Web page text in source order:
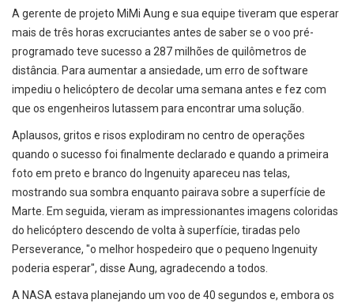
A gerente de projeto MiMi Aung e sua equipe tiveram que esperar
mais de três horas excruciantes antes de saber se o voo pré-
programado teve sucesso a 287 milhões de quilômetros de
distância. Para aumentar a ansiedade, um erro de software
impediu o helicóptero de decolar uma semana antes e fez com
que os engenheiros lutassem para encontrar uma solução.
Aplausos, gritos e risos explodiram no centro de operações
quando o sucesso foi finalmente declarado e quando a primeira
foto em preto e branco do Ingenuity apareceu nas telas,
mostrando sua sombra enquanto pairava sobre a superfície de
Marte. Em seguida, vieram as impressionantes imagens coloridas
do helicóptero descendo de volta à superfície, tiradas pelo
Perseverance, "o melhor hospedeiro que o pequeno Ingenuity
poderia esperar", disse Aung, agradecendo a todos.
A NASA estava planejando um voo de 40 segundos e, embora os